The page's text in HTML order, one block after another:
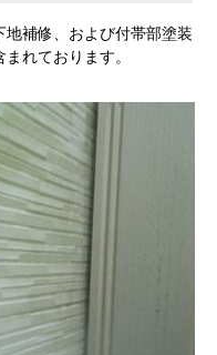
補修、および付帯部塗装
れております。